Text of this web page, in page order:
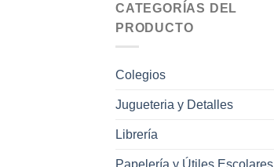
CATEGORÍAS DEL
PRODUCTO
Colegios
Jugueteria y Detalles
Librería